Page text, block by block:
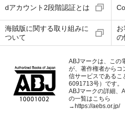
dアカウント2段階認証とは
海賊版に関する取り組みに
ついて
の
ABJマークは、この
が、著作権者からコ
信サービスであるこ
6091713号）です。
ABJマークの詳細、
の一覧はこちら
→ https://aebs.or.jp/